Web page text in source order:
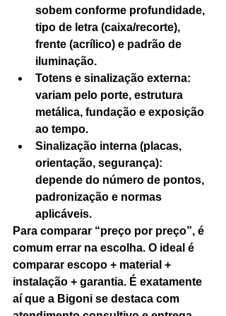
sobem conforme profundidade,
tipo de letra (caixa/recorte),
frente (acrílico) e padrão de
iluminação.
Totens e sinalização externa:
variam pelo porte, estrutura
metálica, fundação e exposição
ao tempo.
Sinalização interna (placas,
orientação, segurança):
depende do número de pontos,
padronização e normas
aplicáveis.
Para comparar “preço por preço”, é
comum errar na escolha. O ideal é
comparar escopo + material +
instalação + garantia. É exatamente
aí que a Bigoni se destaca com